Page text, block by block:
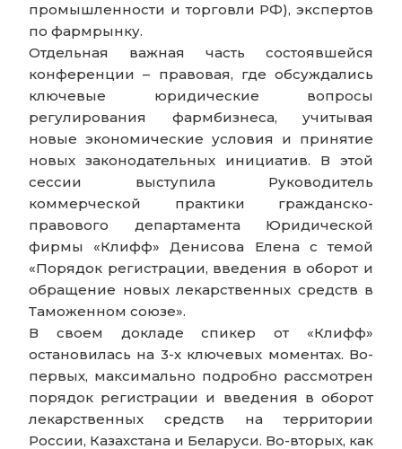
промышленности и торговли РФ), экспертов
по фармрынку.
Отдельная важная часть состоявшейся
конференции – правовая, где обсуждались
ключевые юридические вопросы
регулирования фармбизнеса, учитывая
новые экономические условия и принятие
новых законодательных инициатив. В этой
сессии выступила Руководитель
коммерческой практики гражданско-
правового департамента Юридической
фирмы «Клифф» Денисова Елена с темой
«Порядок регистрации, введения в оборот и
обращение новых лекарственных средств в
Таможенном союзе».
В своем докладе спикер от «Клифф»
остановилась на 3-х ключевых моментах. Во-
первых, максимально подробно рассмотрен
порядок регистрации и введения в оборот
лекарственных средств на территории
России, Казахстана и Беларуси. Во-вторых, как